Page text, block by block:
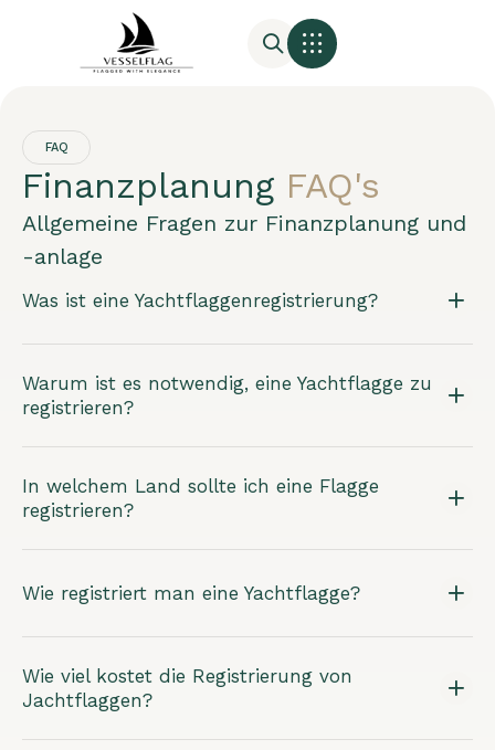
FAQ
Finanzplanung FAQ's
Allgemeine Fragen zur Finanzplanung und
-anlage
Was ist eine Yachtflaggenregistrierung?
Warum ist es notwendig, eine Yachtflagge zu
registrieren?
In welchem Land sollte ich eine Flagge
registrieren?
Wie registriert man eine Yachtflagge?
Wie viel kostet die Registrierung von
Jachtflaggen?